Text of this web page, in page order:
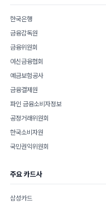
한국은행
금융감독원
금융위원회
여신금융협회
예금보험공사
금융결제원
파인 금융소비자정보
공정거래위원회
한국소비자원
국민권익위원회
주요 카드사
삼성카드